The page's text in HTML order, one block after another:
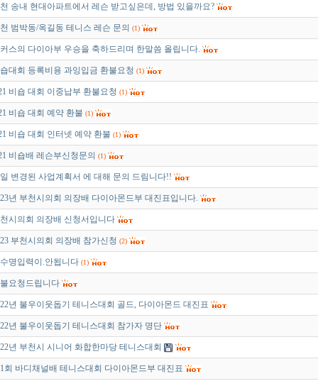
송내 현대아파트에서 레슨 받고싶은데, 방법 있을까요?
범박동/옥길동 테니스 레슨 문의 (1)
스의 다이아부 우승을 축하드리며 한말씀 올립니다.
대회 등록비용 과잉입금 환불요청 (1)
비숍 대회 이중납부 환불요청 (1)
비숍 대회 예약 환불 (1)
비숍 대회 인터넷 예약 환불 (1)
비숍배 레슨부신청문의 (1)
변경된 사업계획서 에 대해 문의 드림니다!!
년 부천시의회 의장배 다이아몬드부 대진표입니다.
시의회 의장배 신청서입니다
부천시의회 의장배 참가신청 (2)
명입력이.안됩니다 (1)
요청드립니다
년 불우이웃돕기 테니스대회 골드, 다이아몬드 대진표
년 불우이웃돕기 테니스대회 참가자 명단
년 부천시 시니어 화합한마당 테니스대회
회 바디채널배 테니스대회 다이아몬드부 대진표